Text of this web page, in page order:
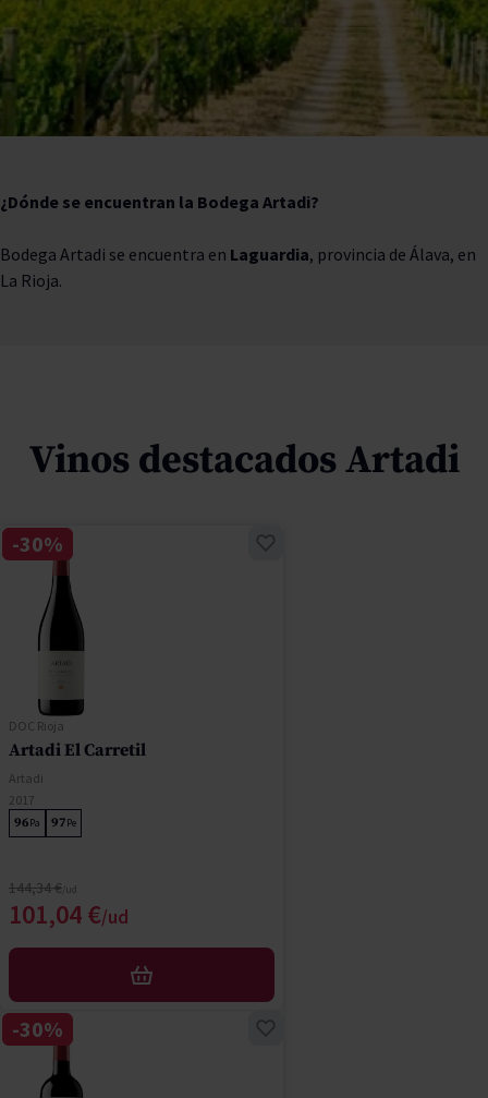
¿Dónde se encuentran la Bodega Artadi?
Bodega Artadi se encuentra en Laguardia, provincia de Álava, en
La Rioja.
Vinos destacados Artadi
DOC Rioja
Artadi El Carretil
Artadi
2017
96Pa 97Pe
Precio especial
101,04 €
Precio normal
144,34 €
-30%
AÑADIR
-30%